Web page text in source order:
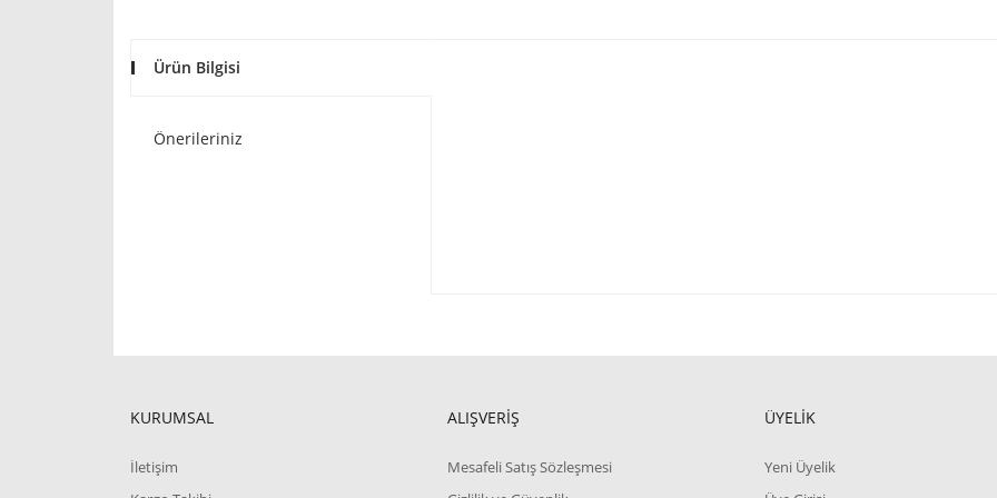
Ürün Bilgisi
Önerileriniz
KURUMSAL
İletişim
ALIŞVERİŞ
Mesafeli Satış Sözleşmesi
ÜYELİK
Yeni Üyelik